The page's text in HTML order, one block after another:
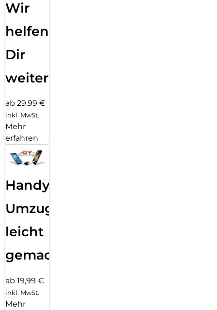
Wir
helfen
Dir
weiter
ab 29,99 €
inkl. MwSt.
Mehr
erfahren
Handy
Umzug
leicht
gemacht!
ab 19,99 €
inkl. MwSt.
Mehr